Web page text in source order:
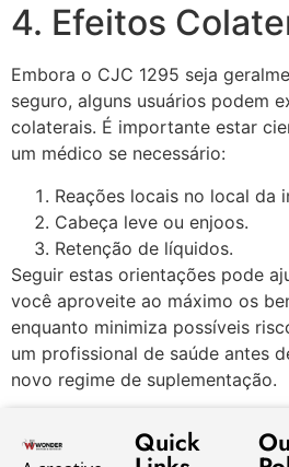
4. Efeitos
Embora o CJC 1295 seja
seguro, alguns usuários podem
colaterais. É importante estar
um médico se necessário:
Reações locais no local da
Cabeça leve ou enjoos.
Retenção de líquidos.
Seguir estas orientações pode
você aproveite ao máximo os
enquanto minimiza possíveis
um profissional de saúde antes
novo regime de suplementação.
Quick